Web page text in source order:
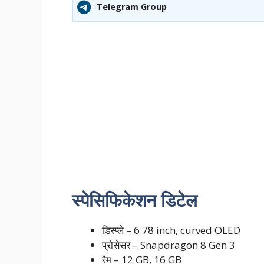
Telegram Group
स्पेसिफिकेशन डिटेल
डिस्प्ले – 6.78 inch, curved OLED
प्रोसेसर – Snapdragon 8 Gen 3
रैम – 12 GB, 16 GB